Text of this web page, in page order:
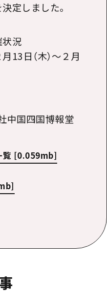
定しました。
況
13 日（木）～２月
中国四国博報堂
覧 [0.059mb]